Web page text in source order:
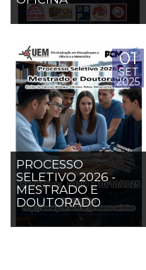
01
SET
2025
PROCESSO
SELETIVO 2026 -
MESTRADO E
DOUTORADO